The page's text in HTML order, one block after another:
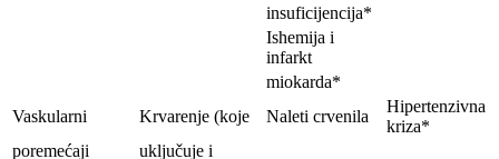
insuficijencija*
Ishemija i
infarkt
miokarda*
Vaskularni
Krvarenje (koje Naleti crvenila
Hipertenzivna
kriza*
poremećaji
uključuje i